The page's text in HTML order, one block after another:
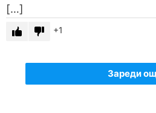
[…]
1
Зареди